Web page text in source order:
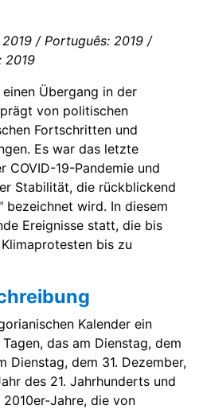
/ Português: 2019 /
2019
Übergang in der
von politischen
Fortschritten und
Es war das letzte
19-Pandemie und
Stabilität, die rückblickend
wird. In diesem
Ereignisse statt, die bis
bis zu
Kalender ein
das am Dienstag, dem
Dienstag, dem 31. Dezember,
des 21. Jahrhunderts und
Jahre, die von